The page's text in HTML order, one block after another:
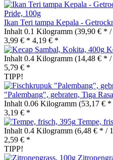
Ikan Teri tampa Kepala -
Inhalt 0.1 Kilogramm (39,90 € *
3,99 € * 4,19 € *
Inhalt 0.4 Kilogramm (14,48 € *
5,79 € *
TIPP!
"Palembang", gebraten, Tiga
Inhalt 0.06 Kilogramm (53,17 €
3,19 € *
Tempe,
Inhalt 0.4 Kilogramm (6,48 € * /
2,59 € *
TIPP!